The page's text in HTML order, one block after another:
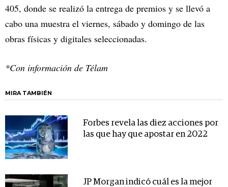
405, donde se realizó la entrega de premios y se llevó a
cabo una muestra el viernes, sábado y domingo de las
obras físicas y digitales seleccionadas.
*Con información de Télam
MIRA TAMBIÉN
Forbes revela las diez acciones por
las que hay que apostar en 2022
JP Morgan indicó cuál es la mejor